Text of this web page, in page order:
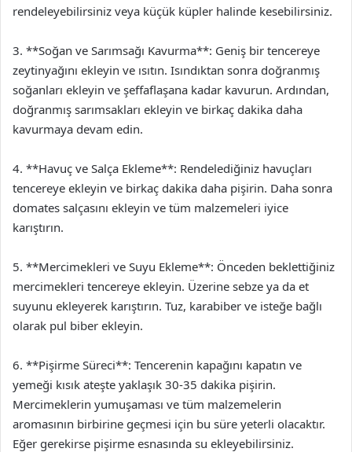
rendeleyebilirsiniz veya küçük küpler halinde kesebilirsiniz.
3. **Soğan ve Sarımsağı Kavurma**: Geniş bir tencereye
zeytinyağını ekleyin ve ısıtın. Isındıktan sonra doğranmış
soğanları ekleyin ve şeffaflaşana kadar kavurun. Ardından,
doğranmış sarımsakları ekleyin ve birkaç dakika daha
kavurmaya devam edin.
4. **Havuç ve Salça Ekleme**: Rendelediğiniz havuçları
tencereye ekleyin ve birkaç dakika daha pişirin. Daha sonra
domates salçasını ekleyin ve tüm malzemeleri iyice
karıştırın.
5. **Mercimekleri ve Suyu Ekleme**: Önceden beklettiğiniz
mercimekleri tencereye ekleyin. Üzerine sebze ya da et
suyunu ekleyerek karıştırın. Tuz, karabiber ve isteğe bağlı
olarak pul biber ekleyin.
6. **Pişirme Süreci**: Tencerenin kapağını kapatın ve
yemeği kısık ateşte yaklaşık 30-35 dakika pişirin.
Mercimeklerin yumuşaması ve tüm malzemelerin
aromasının birbirine geçmesi için bu süre yeterli olacaktır.
Eğer gerekirse pişirme esnasında su ekleyebilirsiniz.